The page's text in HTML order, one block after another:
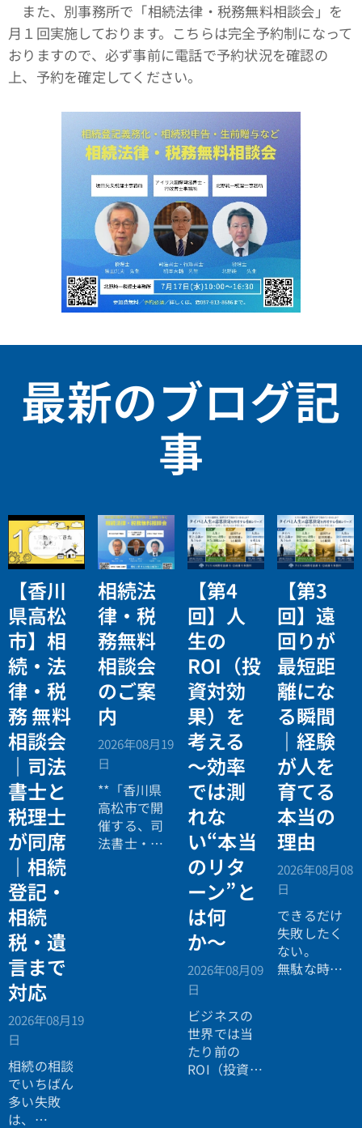
また、別事務所で「相続法律・税務無料相談会」を
月１回実施しております。こちらは完全予約制になって
おりますので、必ず事前に電話で予約状況を確認の
上、予約を確定してください。
最新のブログ記
事
【香川
県高松
市】相
続・法
律・税
務 無料
相談会
｜司法
書士と
税理士
が同席
｜相続
登記・
相続
税・遺
言まで
対応
2026年08月19
日
相続の相談
でいちばん
多い失敗
は、
相続法
律・税
務無料
相談会
のご案
内
2026年08月19
日
**「香川県
高松市で開
催する、司
法書士・税
【第4
回】人
生の
ROI（投
資対効
果）を
考える
〜効率
では測
れな
い“本当
のリタ
ーン”と
は何
か〜
2026年08月09
日
ビジネスの
世界では当
たり前の
ROI（投資対
【第3
回】遠
回りが
最短距
離にな
る瞬間
｜経験
が人を
育てる
本当の
理由
2026年08月08
日
できるだけ
失敗したく
ない。
無駄な時間